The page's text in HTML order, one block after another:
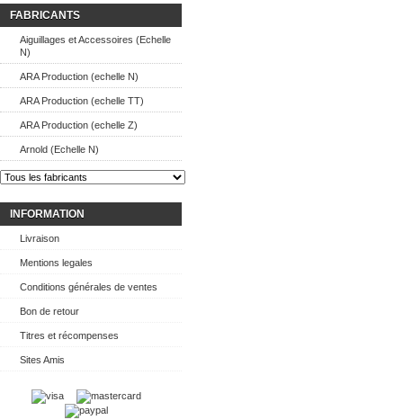
FABRICANTS
Aiguillages et Accessoires (Echelle
N)
ARA Production (echelle N)
ARA Production (echelle TT)
ARA Production (echelle Z)
Arnold (Echelle N)
INFORMATION
Livraison
Mentions legales
Conditions générales de ventes
Bon de retour
Titres et récompenses
Sites Amis